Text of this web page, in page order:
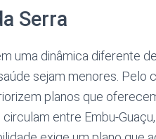
Serra
uma dinâmica diferente
sejam menores. Pelo
planos que
entre Embu-